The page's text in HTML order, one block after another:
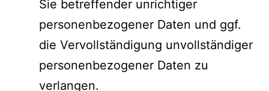
Sie betreffender unrichtiger
personenbezogener Daten und ggf.
die Vervollständigung unvollständiger
personenbezogener Daten zu
verlangen.